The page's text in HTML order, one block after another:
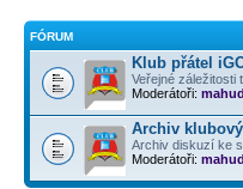
FÓRUM
Klub přátel
Veřejné záležitosti
Moderátoři: mahud
Archiv
Archiv diskuzí ke
Moderátoři: mahud